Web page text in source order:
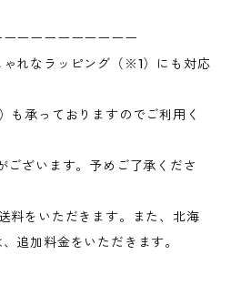
ーーーーーーーーー
れなラッピング（※1）にも対応
承っておりますのでご利用く
ざいます。予めご了承くださ
をいただきます。また、北海
追加料金をいただきます。